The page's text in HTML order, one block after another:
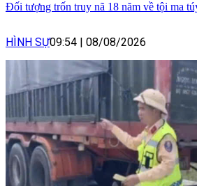
Đối tượng trốn truy nã 18 năm về tội ma
HÌNH SỰ09:54 08/08/2026